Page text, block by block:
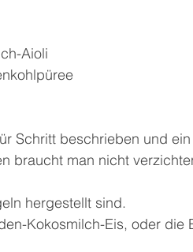
Aioli
Schritt beschrieben und
braucht man nicht
hergestellt sind.
Kokosmilch-Eis, oder die